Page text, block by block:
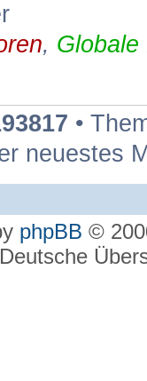
, Globale
•
neuestes
phpBB ©
Deutsche